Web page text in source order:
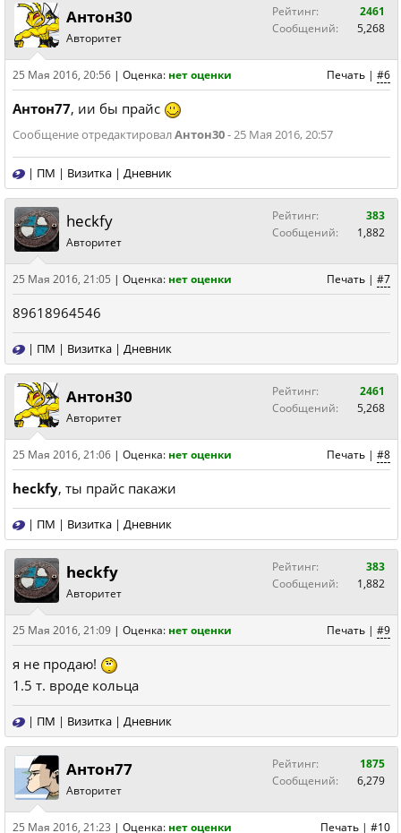
Антон30
Авторитет
Рейтинг:
2461
Сообщений:
5,268
Печать | #6
25 Мая 2016, 20:56 | Оценка: нет оценки
Антон77, ии бы прайс
Сообщение отредактировалАнтон30- 25 Мая 2016, 20:57
| ПМ | Визитка | Дневник
heckfy
Авторитет
Рейтинг:
383
Сообщений:
1,882
Печать | #7
25 Мая 2016, 21:05 | Оценка: нет оценки
89618964546
| ПМ | Визитка | Дневник
Антон30
Авторитет
Рейтинг:
2461
Сообщений:
5,268
Печать | #8
25 Мая 2016, 21:06 | Оценка: нет оценки
heckfy, ты прайс пакажи
| ПМ | Визитка | Дневник
heckfy
Авторитет
Рейтинг:
383
Сообщений:
1,882
Печать | #9
25 Мая 2016, 21:09 | Оценка: нет оценки
я не продаю!
1.5 т. вроде кольца
| ПМ | Визитка | Дневник
Антон77
Авторитет
Рейтинг:
1875
Сообщений:
6,279
Печать | #10
25 Мая 2016, 21:23 | Оценка: нет оценки